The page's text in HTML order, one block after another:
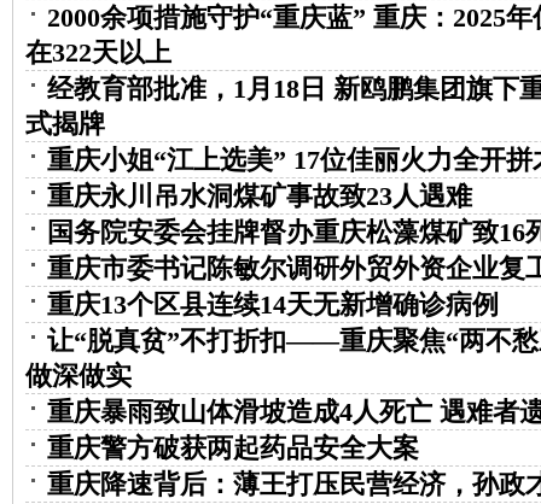
2000余项措施守护“重庆蓝” 重庆：2025
在322天以上
经教育部批准，1月18日 新鸥鹏集团旗下
式揭牌
重庆小姐“江上选美” 17位佳丽火力全开拼
重庆永川吊水洞煤矿事故致23人遇难
国务院安委会挂牌督办重庆松藻煤矿致16
重庆市委书记陈敏尔调研外贸外资企业复
重庆13个区县连续14天无新增确诊病例
让“脱真贫”不打折扣——重庆聚焦“两不
做深做实
重庆暴雨致山体滑坡造成4人死亡 遇难者
重庆警方破获两起药品安全大案
重庆降速背后：薄王打压民营经济，孙政